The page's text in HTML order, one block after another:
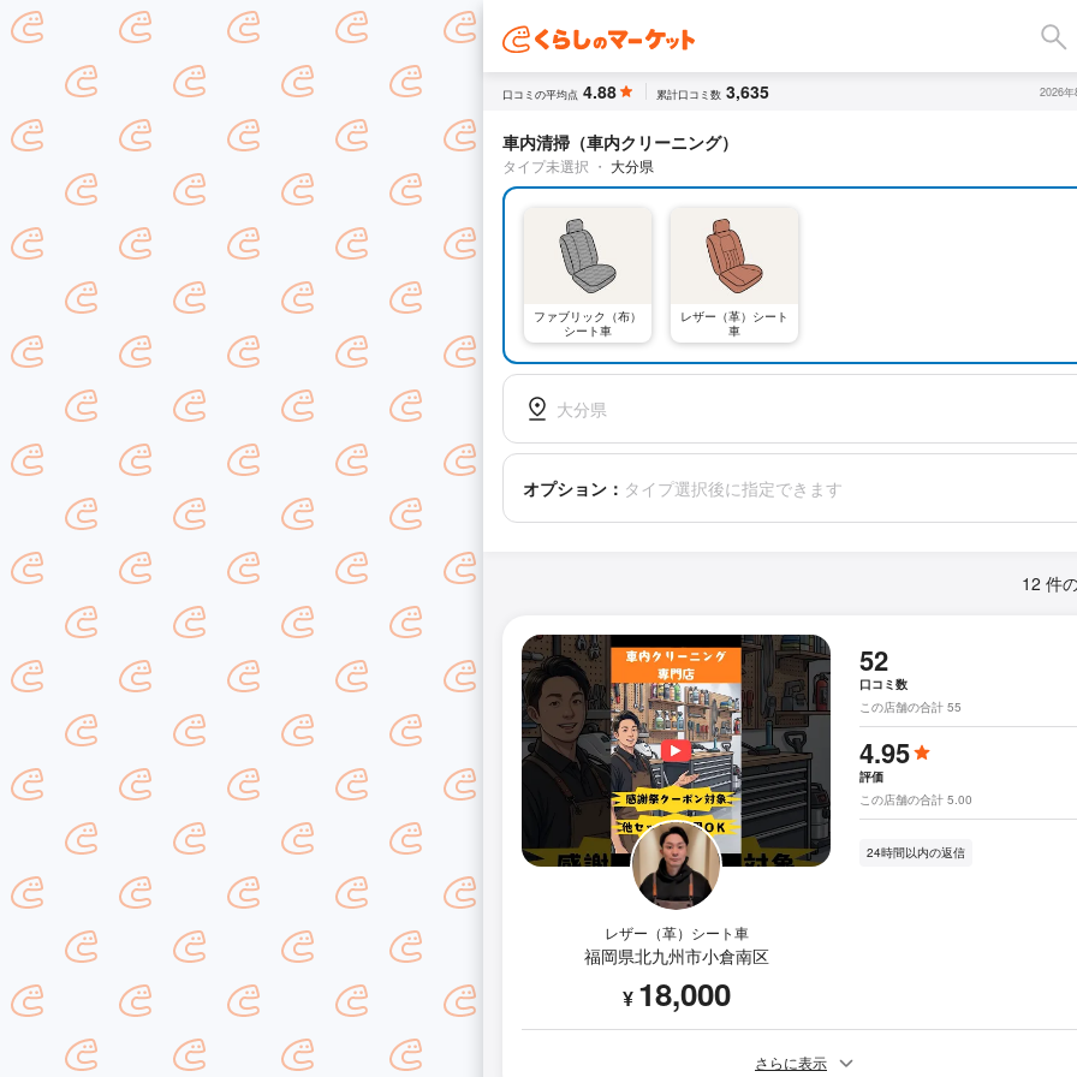
口コミの平均点 4.88 累計口コミ数 3,635 2026
車内清掃（車内クリーニング）
タイプ未選択 ・ 大分県
ファブリック（布）
シート車
レザー（革）シート
車
大分県
オプション： タイプ選択後に指定できます
12 件
レザー（革）シート車
福岡県北九州市小倉南区
¥ 18,000
52
口コミ数
この店舗の合計 55
4.95
評価
この店舗の合計 5.00
24時間以内の返信
さらに表示